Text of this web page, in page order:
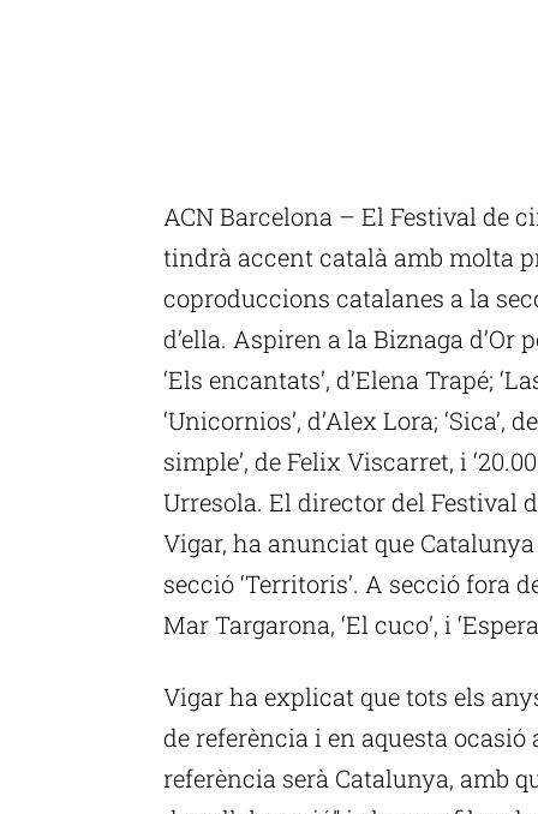
ACN Barcelona – El Festival de
tindrà accent català amb molta
coproduccions catalanes a la
d’ella. Aspiren a la Biznaga d’Or
‘Els encantats’, d’Elena Trapé;
‘Unicornios’, d’Alex Lora; ‘Sica’,
simple’, de Felix Viscarret, i
Urresola. El director del Festival
Vigar, ha anunciat que
secció ‘Territoris’. A secció fora
Mar Targarona, ‘El cuco’, i
Vigar ha explicat que tots els
de referència i en aquesta
referència serà Catalunya, amb